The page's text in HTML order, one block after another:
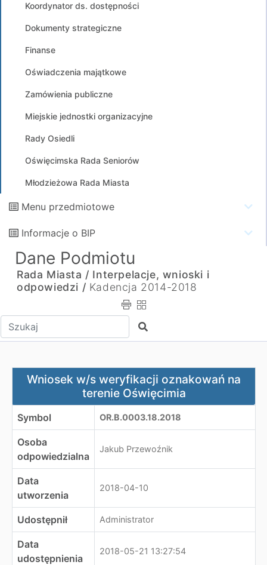
Koordynator ds. dostępności
Dokumenty strategiczne
Finanse
Oświadczenia majątkowe
Zamówienia publiczne
Miejskie jednostki organizacyjne
Rady Osiedli
Oświęcimska Rada Seniorów
Młodzieżowa Rada Miasta
Menu przedmiotowe
Informacje o BIP
Dane Podmiotu
Rada Miasta / Interpelacje, wnioski i
odpowiedzi / Kadencja 2014-2018
Wpisz tekst do wyszukania Szukaj
Wniosek w/s weryfikacji oznakowań na terenie
Wniosek w/s weryfikacji oznakowań na
terenie Oświęcimia
Symbol OR.B.0003.18.2018
Osoba
odpowiedzialna
Jakub Przewoźnik
Data
utworzenia
2018-04-10
Udostępnił Administrator
Data
udostępnienia
2018-05-21 13:27:54